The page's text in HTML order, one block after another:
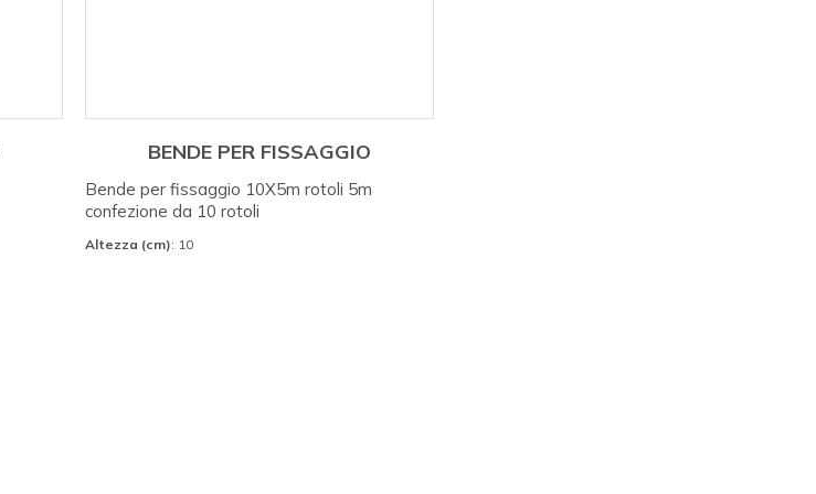
BENDE PER FISSAGGIO
Bende per fissaggio 10X5m rotoli 5m
confezione da 10 rotoli
Altezza (cm): 10